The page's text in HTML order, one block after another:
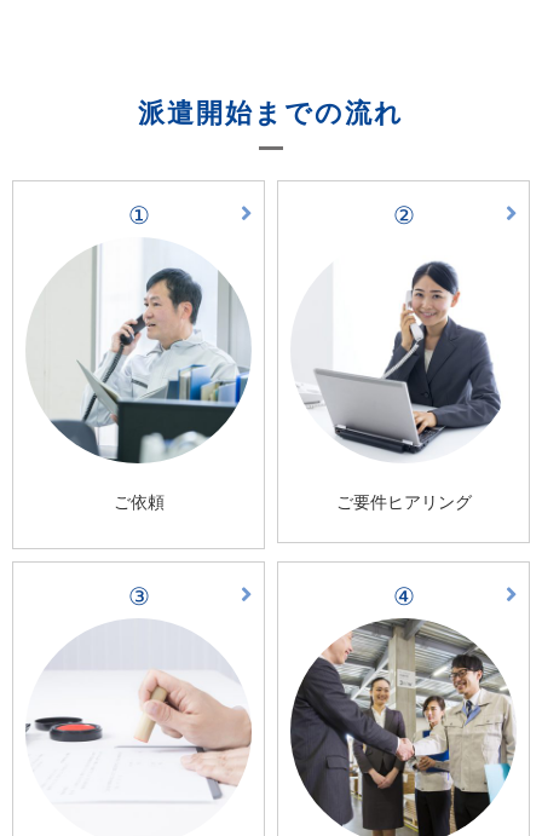
派遣開始までの流れ
①
ご依頼
②
ご要件ヒアリング
③ ④